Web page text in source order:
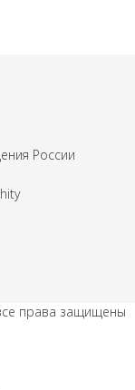
права защищены